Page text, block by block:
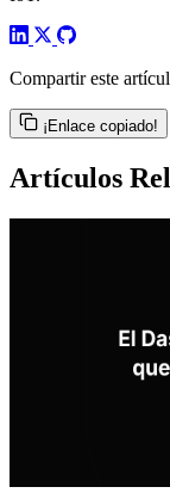
Compartir este
¡Enlace copiado!
Artículos